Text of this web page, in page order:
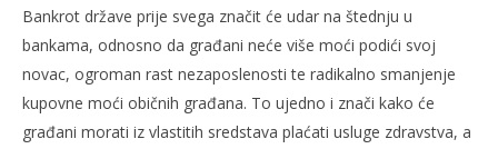
3.
srpnja
2009.
Bankrot države prije svega značit će udar na štednju u
bankama, odnosno da građani neće više moći podići svoj
novac, ogroman rast nezaposlenosti te radikalno smanjenje
kupovne moći običnih građana. To ujedno i znači kako će
građani morati iz vlastitih sredstava plaćati usluge zdravstva, a